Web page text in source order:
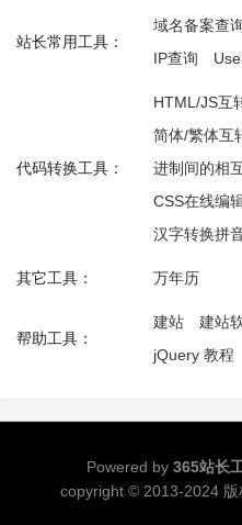
站长常用工具：
域名备案查
IP查询
代码转换工具：
HTML/JS互
简体/繁体互
进制间的相
CSS在线编
汉字转换拼
其它工具： 万年历
帮助工具：
建站 建站
jQuery 教程
Powered by 365站长
copyright © 2013-2024 版